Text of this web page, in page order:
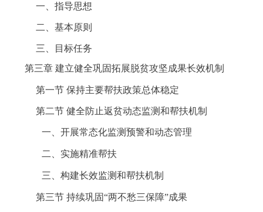
一、指导思想
二、基本原则
三、目标任务
第三章 建立健全巩固拓展脱贫攻坚成果长效机制
第一节 保持主要帮扶政策总体稳定
第二节 健全防止返贫动态监测和帮扶机制
一、开展常态化监测预警和动态管理
二、实施精准帮扶
三、构建长效监测和帮扶机制
第三节 持续巩固“两不愁三保障”成果